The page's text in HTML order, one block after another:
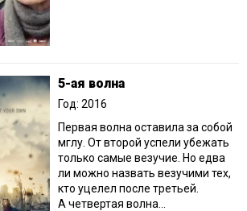
5-ая волна
Год: 2016
Первая волна оставила за собой
мглу. От второй успели убежать
только самые везучие. Но едва
ли можно назвать везучими тех,
кто уцелел после третьей.
А четвертая волна...